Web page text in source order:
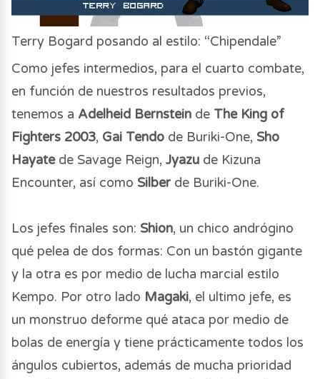
Terry Bogard posando al estilo: “Chipendale”
Como jefes intermedios, para el cuarto combate,
en función de nuestros resultados previos,
tenemos a Adelheid Bernstein de The King of
Fighters 2003, Gai Tendo de Buriki-One, Sho
Hayatede Savage Reign,Jyazu de Kizuna
Encounter, así como Silber de Buriki-One.
Los jefes finales son: Shion, un chico andrógino
qué pelea de dos formas: Con un bastón gigante
y la otra es por medio de lucha marcial estilo
Kempo. Por otro lado Magaki, el ultimo jefe, es
un monstruo deforme qué ataca por medio de
bolas de energía y tiene prácticamente todos los
ángulos cubiertos, además de mucha prioridad